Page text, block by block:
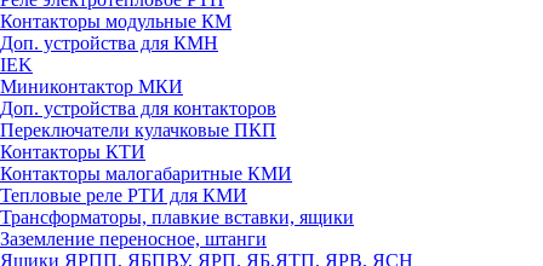
Контакторы модульные КМ
Доп. устройства для КМН
IEK
Миниконтактор МКИ
Доп. устройства для контакторов
Переключатели кулачковые ПКП
Контакторы КТИ
Контакторы малогабаритные КМИ
Тепловые реле РTИ для КМИ
Трансформаторы, плавкие вставки, ящики
Заземление переносное, штанги
Ящики ЯРПП, ЯБПВУ, ЯРП, ЯБ,ЯТП, ЯРВ, ЯСН